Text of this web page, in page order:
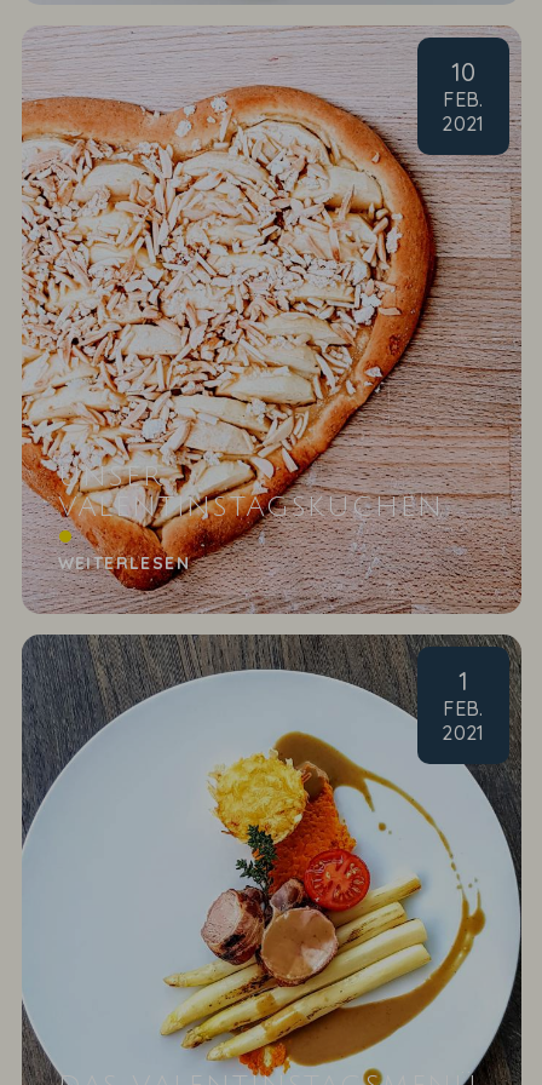
10
FEB.
2021
UNSER
VALENTINSTAGSKUCHEN
Dieses Rezept kommt von Herzen!
WEITERLESEN
1
FEB.
2021